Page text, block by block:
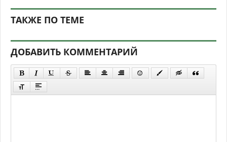
ТАКЖЕ ПО ТЕМЕ
ДОБАВИТЬ КОММЕНТАРИЙ